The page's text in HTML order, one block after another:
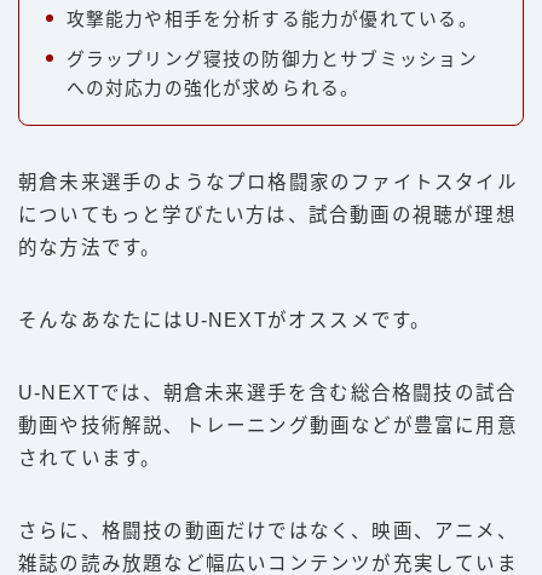
攻撃能力や相手を分析する能力が優れている。
グラップリング寝技の防御力とサブミッション
への対応力の強化が求められる。
朝倉未来選手のようなプロ格闘家のファイトスタイル
についてもっと学びたい方は、試合動画の視聴が理想
的な方法です。
そんなあなたにはU-NEXTがオススメです。
U-NEXTでは、朝倉未来選手を含む総合格闘技の試合
動画や技術解説、トレーニング動画などが豊富に用意
されています。
さらに、格闘技の動画だけではなく、映画、アニメ、
雑誌の読み放題など幅広いコンテンツが充実していま